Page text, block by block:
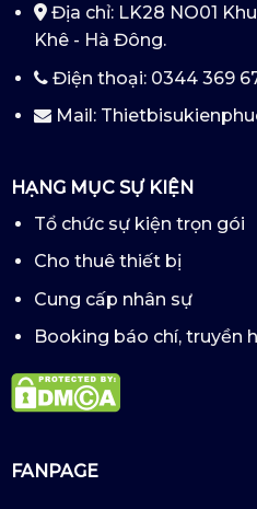
Địa chỉ: LK28 NO01
Khê - Hà Đông.
Điện thoại: 0344 369
Mail:
HẠNG MỤC SỰ KIỆN
Tổ chức sự kiện trọn gói
Cho thuê thiết bị
Cung cấp nhân sự
Booking báo chí, truyền
FANPAGE